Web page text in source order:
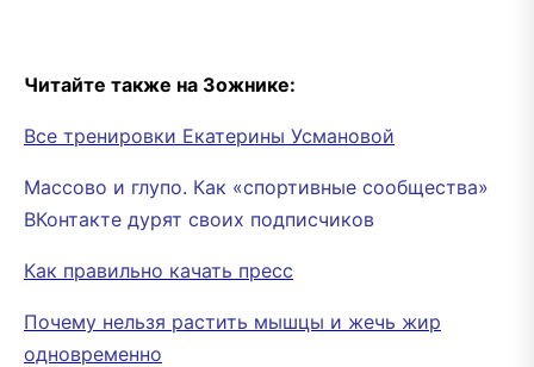
Читайте также на Зожнике:
Все тренировки Екатерины Усмановой
Массово и глупо. Как «спортивные сообщества»
ВКонтакте дурят своих подписчиков
Как правильно качать пресс
Почему нельзя растить мышцы и жечь жир
одновременно